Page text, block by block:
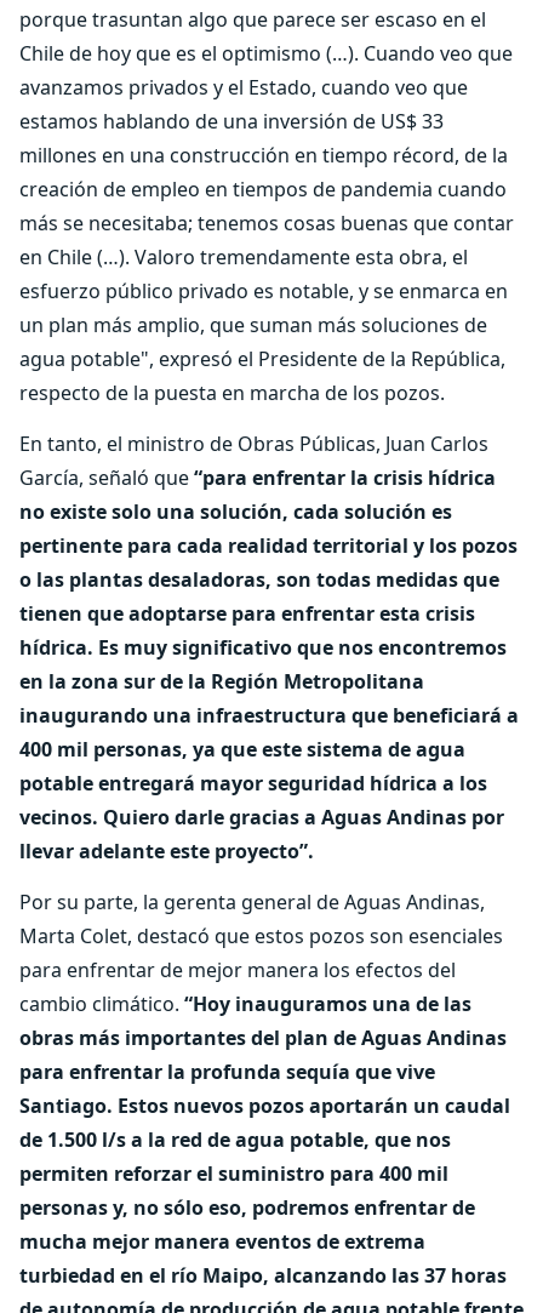
porque trasuntan algo que parece ser escaso en el
Chile de hoy que es el optimismo (…). Cuando veo que
avanzamos privados y el Estado, cuando veo que
estamos hablando de una inversión de US$ 33
millones en una construcción en tiempo récord, de la
creación de empleo en tiempos de pandemia cuando
más se necesitaba; tenemos cosas buenas que contar
en Chile (…). Valoro tremendamente esta obra, el
esfuerzo público privado es notable, y se enmarca en
un plan más amplio, que suman más soluciones de
agua potable", expresó el Presidente de la República,
respecto de la puesta en marcha de los pozos.
En tanto, el ministro de Obras Públicas, Juan Carlos
García, señaló que“para enfrentar la crisis hídrica
no existe solo una solución, cada solución es
pertinente para cada realidad territorial y los pozos
o las plantas desaladoras, son todas medidas que
tienen que adoptarse para enfrentar esta crisis
hídrica. Es muy significativo que nos encontremos
en la zona sur de la Región Metropolitana
inaugurando una infraestructura que beneficiará a
400 mil personas, ya que este sistema de agua
potable entregará mayor seguridad hídrica a los
vecinos. Quiero darle gracias a Aguas Andinas por
llevar adelante este proyecto”.
Por su parte, la gerenta general de Aguas Andinas,
Marta Colet, destacó que estos pozos son esenciales
para enfrentar de mejor manera los efectos del
cambio climático. “Hoy inauguramos una de las
obras más importantes del plan de Aguas Andinas
para enfrentar la profunda sequía que vive
Santiago. Estos nuevos pozos aportarán un caudal
de 1.500 l/s a la red de agua potable, que nos
permiten reforzar el suministro para 400 mil
personas y, no sólo eso, podremos enfrentar de
mucha mejor manera eventos de extrema
turbiedad en el río Maipo, alcanzando las 37 horas